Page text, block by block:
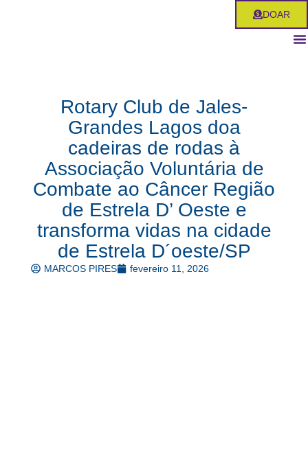
DOAR
Rotary Club de Jales-
Grandes Lagos doa
cadeiras de rodas à
Associação Voluntária de
Combate ao Câncer Região
de Estrela D’ Oeste e
transforma vidas na cidade
de Estrela D´oeste/SP
MARCOS PIRES fevereiro 11, 2026